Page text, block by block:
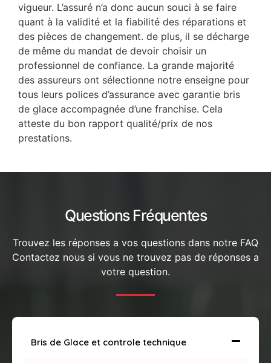
vigueur. L’assuré n’a donc aucun souci à se faire
quant à la validité et la fiabilité des réparations et
des pièces de changement. de plus, il se décharge
de même du mandat de devoir choisir un
professionnel de confiance. La grande majorité
des assureurs ont sélectionne notre enseigne pour
tous leurs polices d’assurance avec garantie bris
de glace accompagnée d’une franchise. Cela
atteste du bon rapport qualité/prix de nos
prestations.
Questions Fréquentes
Trouvez les réponses a vos questions dans notre FAQ
Contactez nous si vous ne trouvez pas de réponses a
votre question.
Bris de Glace et controle technique